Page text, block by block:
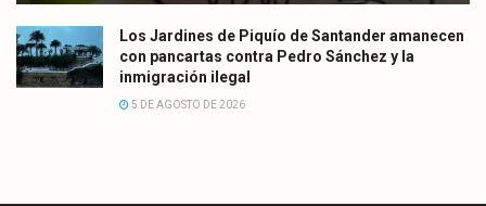
Los Jardines de Piquío de Santander amanecen
con pancartas contra Pedro Sánchez y la
inmigración ilegal
5 DE AGOSTO DE 2026